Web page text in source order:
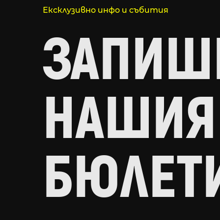
Ексклузивно инфо и събития